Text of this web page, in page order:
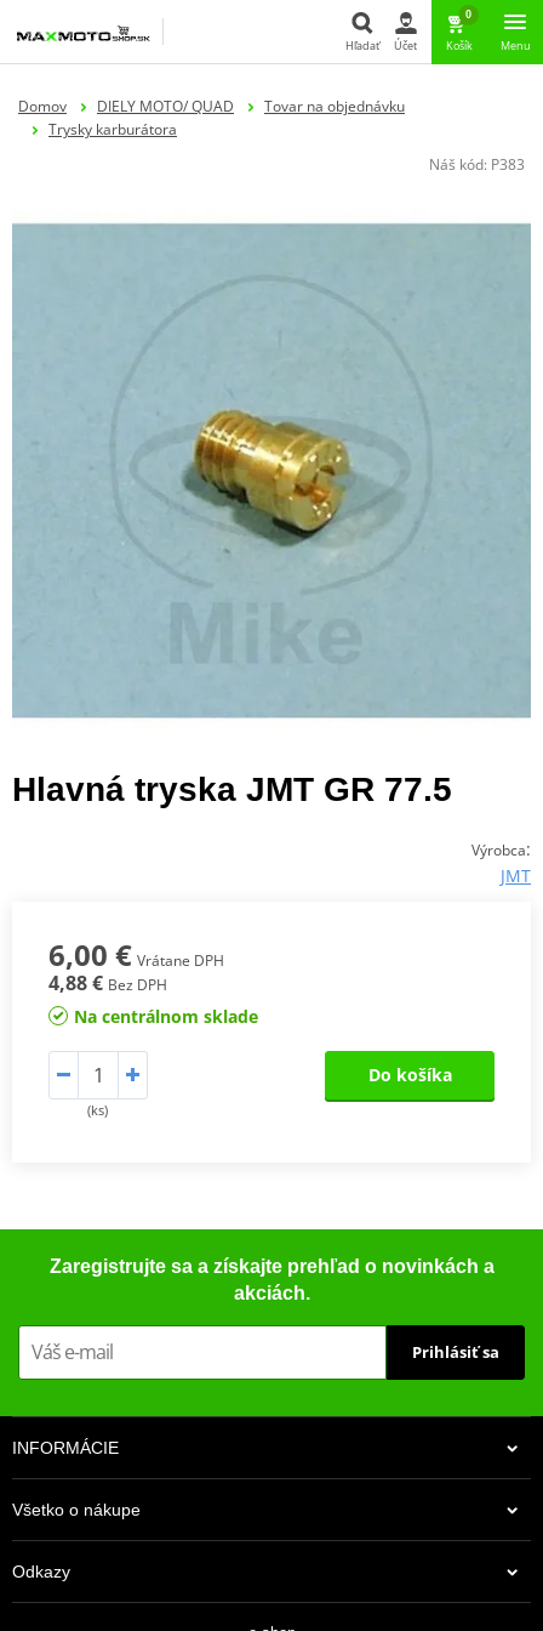
Hľadať Účet
0
Košík Menu
Domov DIELY MOTO/ QUAD
Tovar na objednávku
Trysky karburátora
Náš kód: P383
Hlavná tryska JMT GR 77.5
Výrobca:
JMT
6,00 € Vrátane DPH
4,88 € Bez DPH
Na centrálnom sklade
(ks)
Do košíka
Zaregistrujte sa a získajte prehľad o novinkách a
akciách.
Prihlásiť sa
INFORMÁCIE
Všetko o nákupe
Odkazy